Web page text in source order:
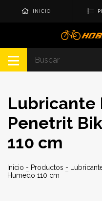
INICIO
Lubricante
Penetrit
110 cm
Inicio - Productos -
Humedo 110 cm